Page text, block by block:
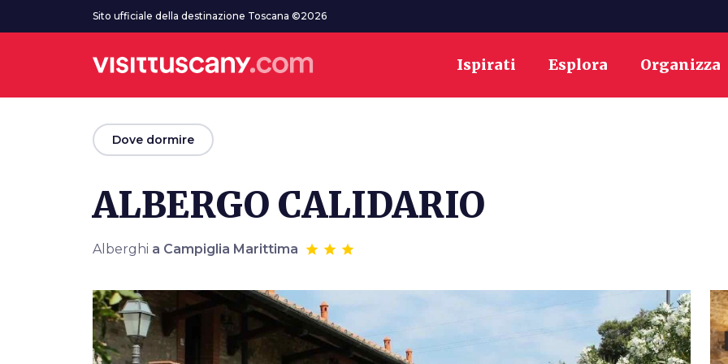
Vai al contenuto principaleSito ufficiale della destinazione Toscana ©2026
Ispirati Esplora Organizza
arrow_backDove dormire
ALBERGO CALIDARIO
Alberghi a Campiglia Marittima